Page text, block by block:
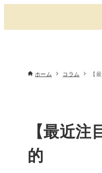
ホーム コラム 【
【最近
的